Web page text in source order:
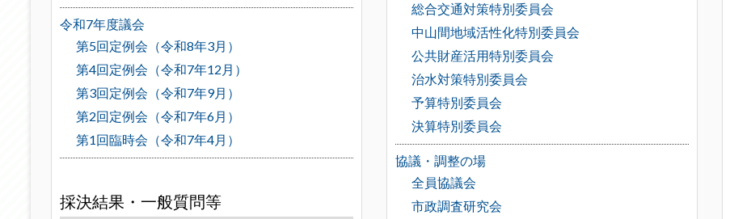
令和7年度議会
第5回定例会（令和8年3月）
第4回定例会（令和7年12月）
第3回定例会（令和7年9月）
第2回定例会（令和7年6月）
第1回臨時会（令和7年4月）
採決結果・一般質問等
総合交通対策特別委員会
中山間地域活性化特別委員会
公共財産活用特別委員会
治水対策特別委員会
予算特別委員会
決算特別委員会
協議・調整の場
全員協議会
市政調査研究会